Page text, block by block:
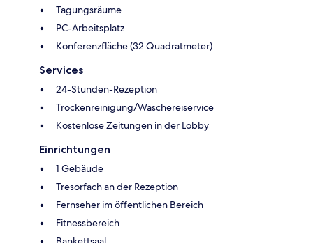
Tagungsräume
PC-Arbeitsplatz
Konferenzfläche (32 Quadratmeter)
Services
24-Stunden-Rezeption
Trockenreinigung/Wäschereiservice
Kostenlose Zeitungen in der Lobby
Einrichtungen
1 Gebäude
Tresorfach an der Rezeption
Fernseher im öffentlichen Bereich
Fitnessbereich